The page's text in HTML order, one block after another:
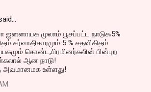
ஜனனாயக முலாம் பூசப்பட்ட நாடு௯5%
சர்வாதிகாரமும் 5 % சதவிகிதம்
கொன்ட,பிரமினர்கலின் பின்புற
ஆன நாடு!
அவமானமக உள்ளது!